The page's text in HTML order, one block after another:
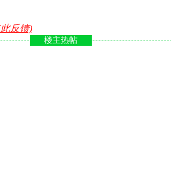
反馈)
楼主热帖